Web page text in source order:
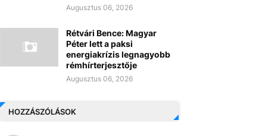
Augusztus 06, 2026
Rétvári Bence: Magyar
Péter lett a paksi
energiakrízis legnagyobb
rémhírterjesztője
Augusztus 06, 2026
HOZZÁSZÓLÁSOK